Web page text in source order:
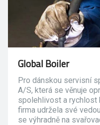
Global Boiler
Pro dánskou servisní
A/S, která se věnuje
spolehlivost a rychlost
firma udržela své
se výhradně na